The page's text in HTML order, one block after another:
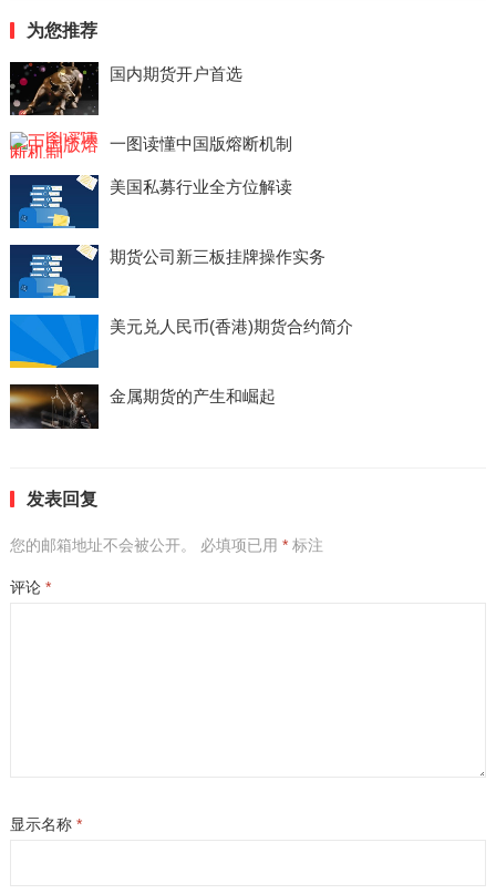
为您推荐
国内期货开户首选
一图读懂中国版熔断机制
美国私募行业全方位解读
期货公司新三板挂牌操作实务
美元兑人民币(香港)期货合约简介
金属期货的产生和崛起
发表回复
您的邮箱地址不会被公开。 必填项已用 *标注
评论 *
显示名称 *